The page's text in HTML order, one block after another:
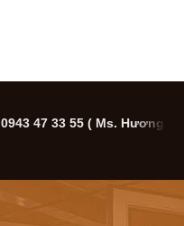
0943 47 33 55 ( Ms. Hương